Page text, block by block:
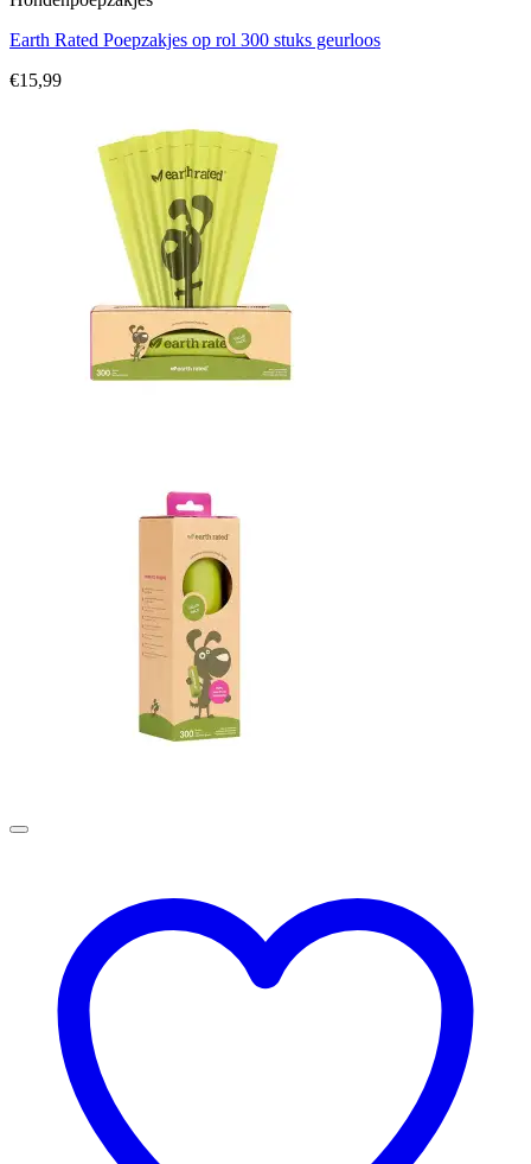
Earth Rated Poepzakjes op rol 300 stuks geurloos
€15,99